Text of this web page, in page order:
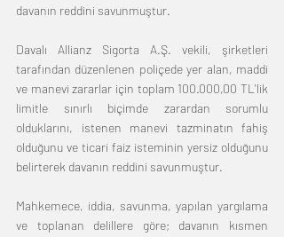
davanın reddini savunmuştur.
Davalı Allianz Sigorta A.Ş. vekili, şirketleri
tarafından düzenlenen poliçede yer alan, maddi
ve manevi zararlar için toplam 100.000,00 TL'lik
limitle sınırlı biçimde zarardan sorumlu
olduklarını, istenen manevi tazminatın fahiş
olduğunu ve ticari faiz isteminin yersiz olduğunu
belirterek davanın reddini savunmuştur.
Mahkemece, iddia, savunma, yapılan yargılama
ve toplanan delillere göre; davanın kısmen